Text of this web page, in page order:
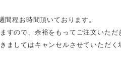
間程お時間頂いております。
すので、余裕をもってご注文いただ
ましてはキャンセルさせていただく